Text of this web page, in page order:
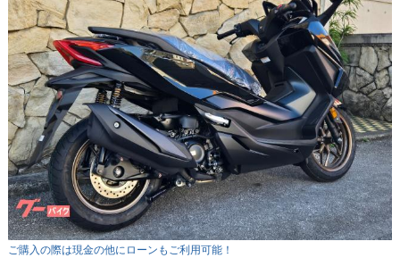
ご購入の際は現金の他にローンもご利用可能！